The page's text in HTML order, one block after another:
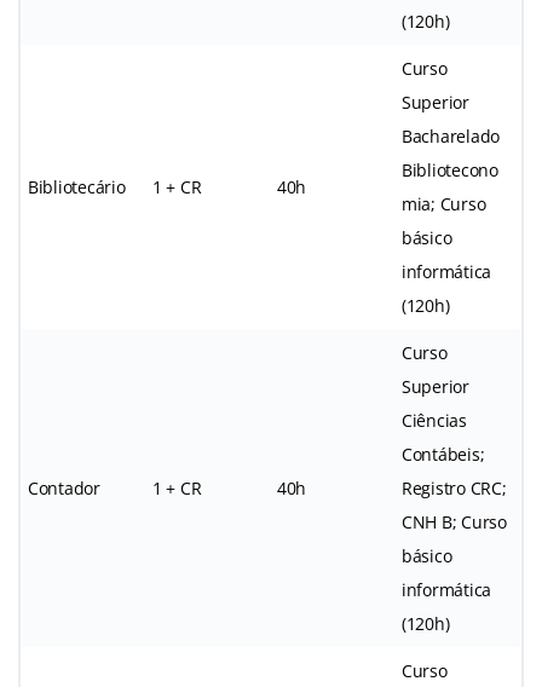
(120h)
Bibliotecário 1 + CR 40h
Curso
Superior
Bacharelado
Bibliotecono
mia; Curso
básico
informática
(120h)
Contador 1 + CR 40h
Curso
Superior
Ciências
Contábeis;
Registro CRC;
CNH B; Curso
básico
informática
(120h)
Curso